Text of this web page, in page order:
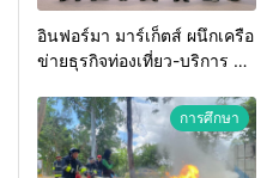
อินฟอร์มา มาร์เก็ตส์ ผนึกเครือ
ข่ายธุรกิจท่องเที่ยว-บริการ จัด
2026 เชื่อม 4 งานใหญ่ สร้าง
โอกาสธุรกิจครบวงจร ด้วย
ครับ
การศึกษา